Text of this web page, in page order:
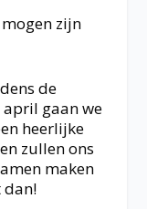
zijn
de
gaan we
heerlijke
zullen ons
maken
dan!